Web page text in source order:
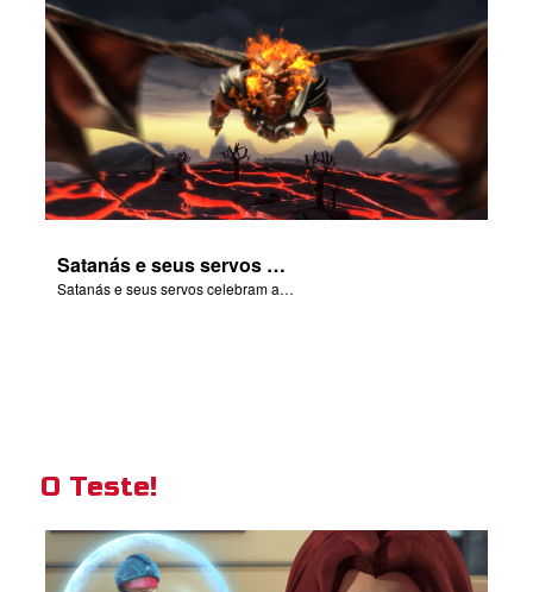
Satanás e seus servos celebram a queda de Adão e Eva no Éden.
Satanás e seus servos celebram a queda de Adão e Eva no Éden.
O Teste!